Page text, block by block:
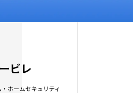
ビレ
ホームセキュリティ